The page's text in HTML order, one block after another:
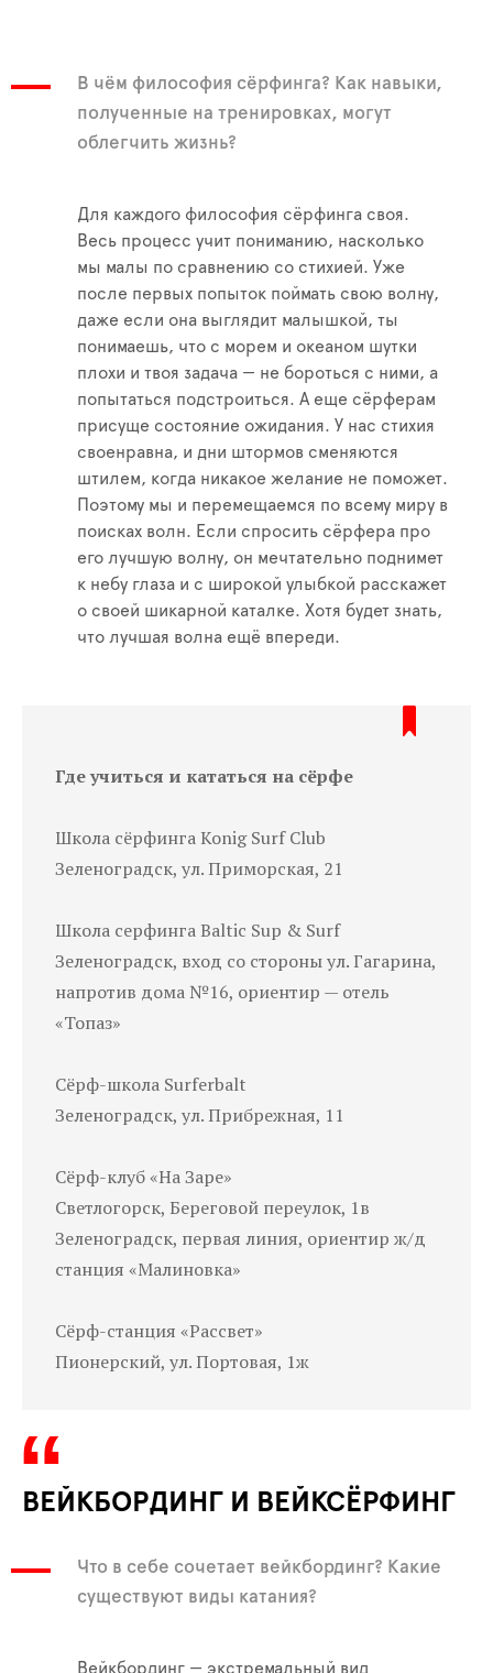
В чём философия сёрфинга? Как навыки,
полученные на тренировках, могут
облегчить жизнь?
Для каждого философия сёрфинга своя.
Весь процесс учит пониманию, насколько
мы малы по сравнению со стихией. Уже
после первых попыток поймать свою волну,
даже если она выглядит малышкой, ты
понимаешь, что с морем и океаном шутки
плохи и твоя задача — не бороться с ними, а
попытаться подстроиться. А еще сёрферам
присуще состояние ожидания. У нас стихия
своенравна, и дни штормов сменяются
штилем, когда никакое желание не поможет.
Поэтому мы и перемещаемся по всему миру в
поисках волн. Если спросить сёрфера про
его лучшую волну, он мечтательно поднимет
к небу глаза и с широкой улыбкой расскажет
о своей шикарной каталке. Хотя будет знать,
что лучшая волна ещё впереди.
Где учиться и кататься на сёрфе
Школа сёрфинга Konig Surf Club
Зеленоградск, ул. Приморская, 21
Школа серфинга Baltic Sup & Surf
Зеленоградск, вход со стороны ул. Гагарина,
напротив дома №16, ориентир — отель
«Топаз»
Сёрф-школа Surferbalt
Зеленоградск, ул. Прибрежная, 11
Сёрф-клуб «На Заре»
Светлогорск, Береговой переулок, 1в
Зеленоградск, первая линия, ориентир ж/д
станция «Малиновка»
Сёрф-станция «Рассвет»
Пионерский, ул. Портовая, 1ж
ВЕЙКБОРДИНГ И ВЕЙКСЁРФИНГ
Что в себе сочетает вейкбординг? Какие
существуют виды катания?
Вейкбординг — экстремальный вид